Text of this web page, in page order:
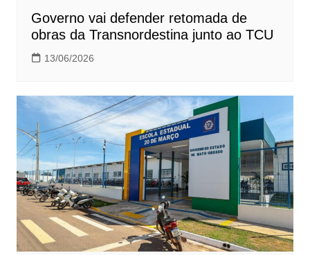
Governo vai defender retomada de
obras da Transnordestina junto ao TCU
13/06/2026